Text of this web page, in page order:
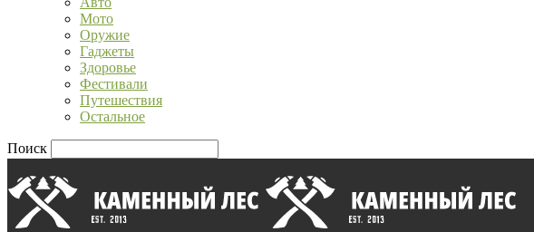
Мото
Оружие
Гаджеты
Здоровье
Фестивали
Путешествия
Остальное
Поиск